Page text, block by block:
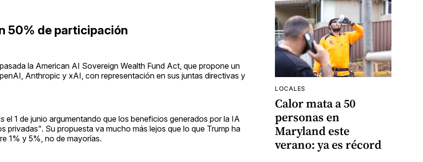
50% de participación
la American AI Sovereign Wealth Fund Act, que propone un
Anthropic y xAI, con representación en sus juntas directivas y
el 1 de junio argumentando que los beneficios generados por la IA
privadas". Su propuesta va mucho más lejos que lo que Trump ha
1% y 5%, no de mayorías.
LOCALES
Calor mata a 50
personas en
Maryland este
verano: ya es récord